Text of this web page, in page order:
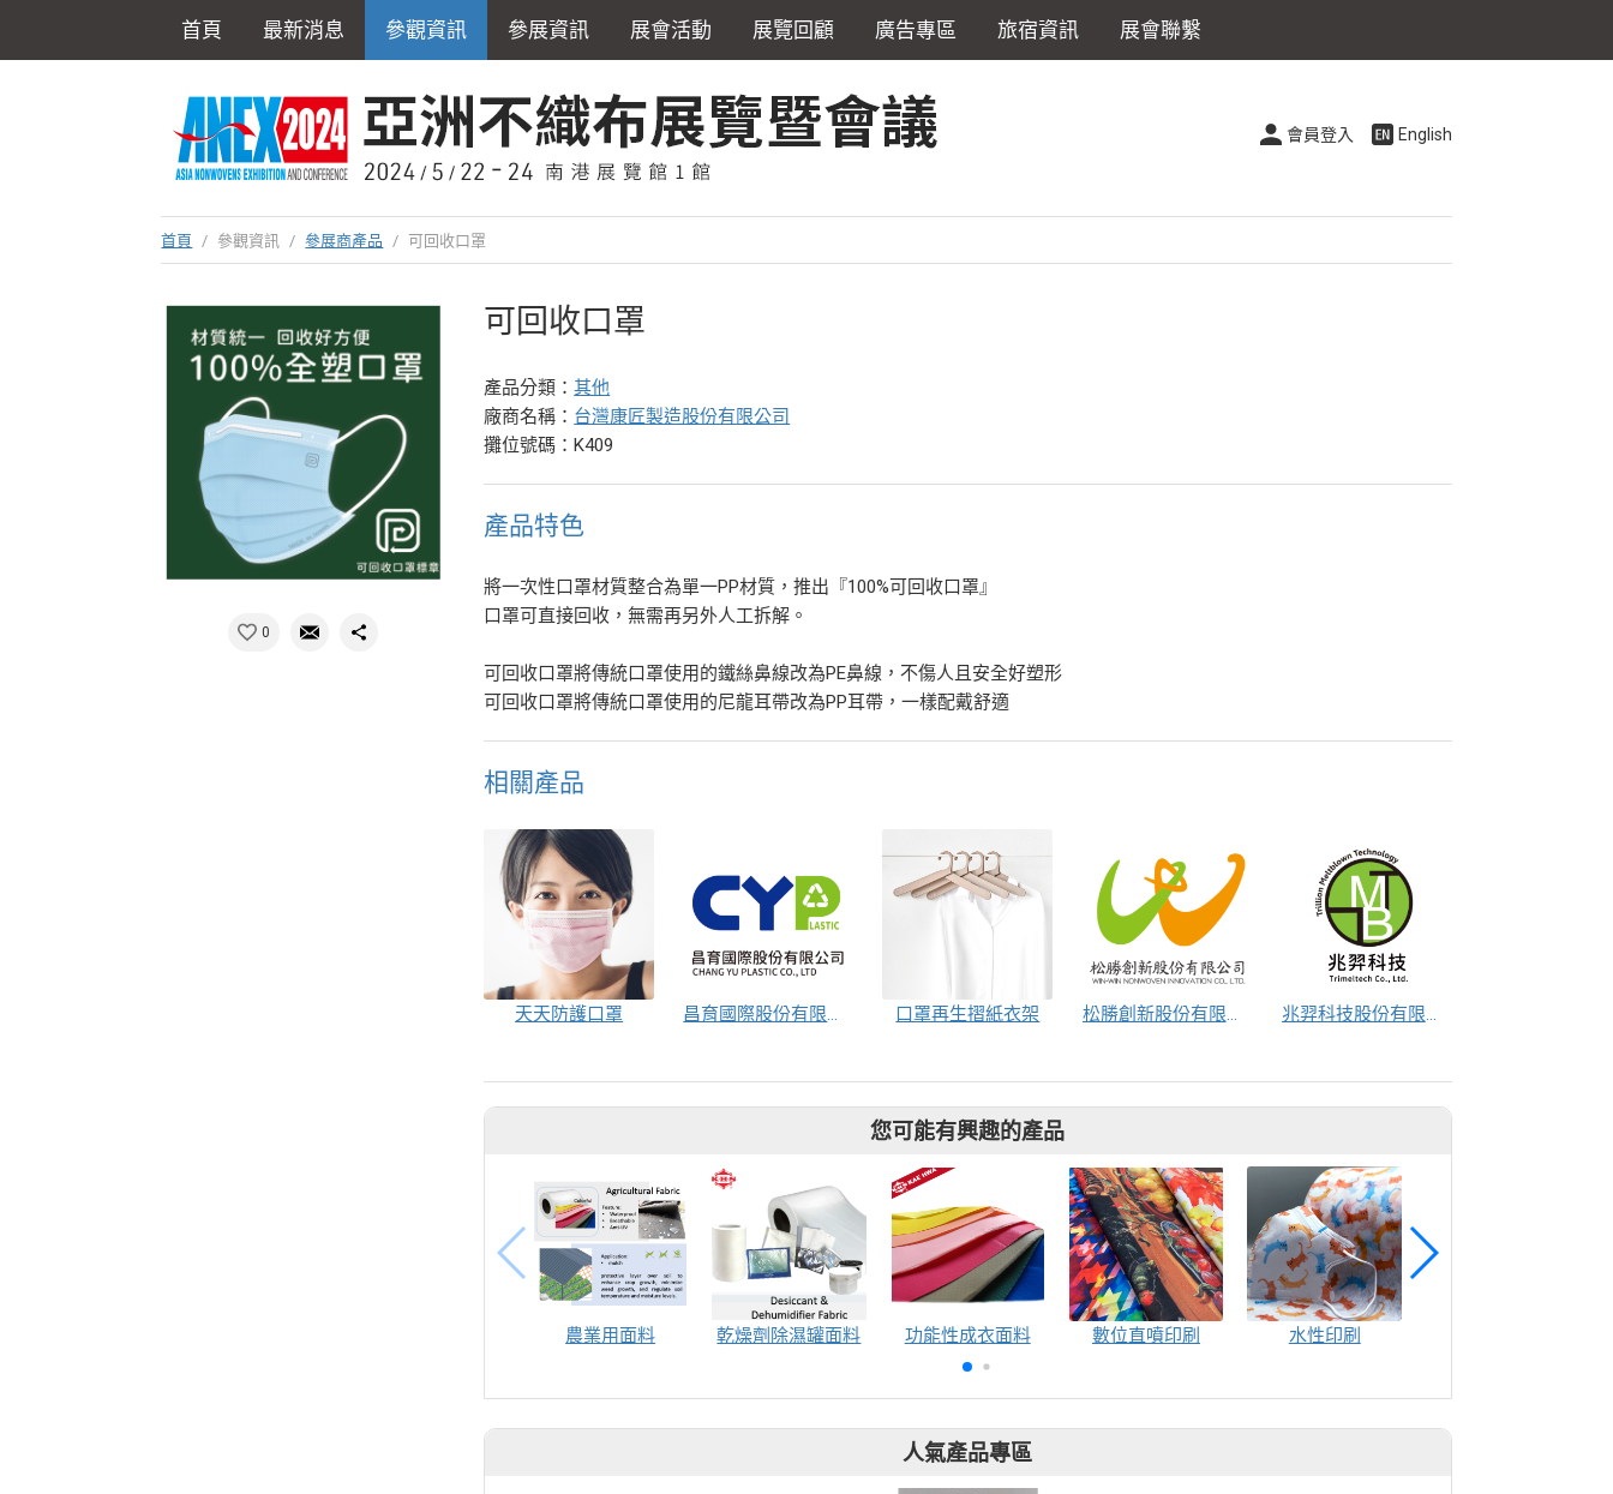
首頁 最新消息 參觀資訊 參展資訊 展會活動 展覽回顧 廣告專區 旅宿資訊 展會聯繫
會員登入 English
首頁 / 參觀資訊 / 參展商產品 / 可回收口罩
0
可回收口罩
產品分類：其他
廠商名稱： 台灣康匠製造股份有限公司
攤位號碼：K409
產品特色
將一次性口罩材質整合為單一PP材質，推出『100%可回收口罩』
口罩可直接回收，無需再另外人工拆解。
可回收口罩將傳統口罩使用的鐵絲鼻線改為PE鼻線，不傷人且安全好塑形
可回收口罩將傳統口罩使用的尼龍耳帶改為PP耳帶，一樣配戴舒適
相關產品
天天防護口罩 昌育國際股份有限公司 口罩再生摺紙衣架 松勝創新股份有限公司 兆羿科技股份有限公司
您可能有興趣的產品
農業用面料 乾燥劑除濕罐面料 功能性成衣面料 數位直噴印刷 水性印刷
人氣產品專區